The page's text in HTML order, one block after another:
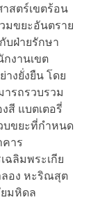
สตร์เขตร้อน
มขยะอันตราย
บฝ่ายรักษา
งานเขต
างยั่งยืน โดย
รถรวบรวม
สี แบตเตอรี่
บขยะที่กำหนด
าร
ฉลิมพระเกีย
ลอง หะริณสุต
มหิดล